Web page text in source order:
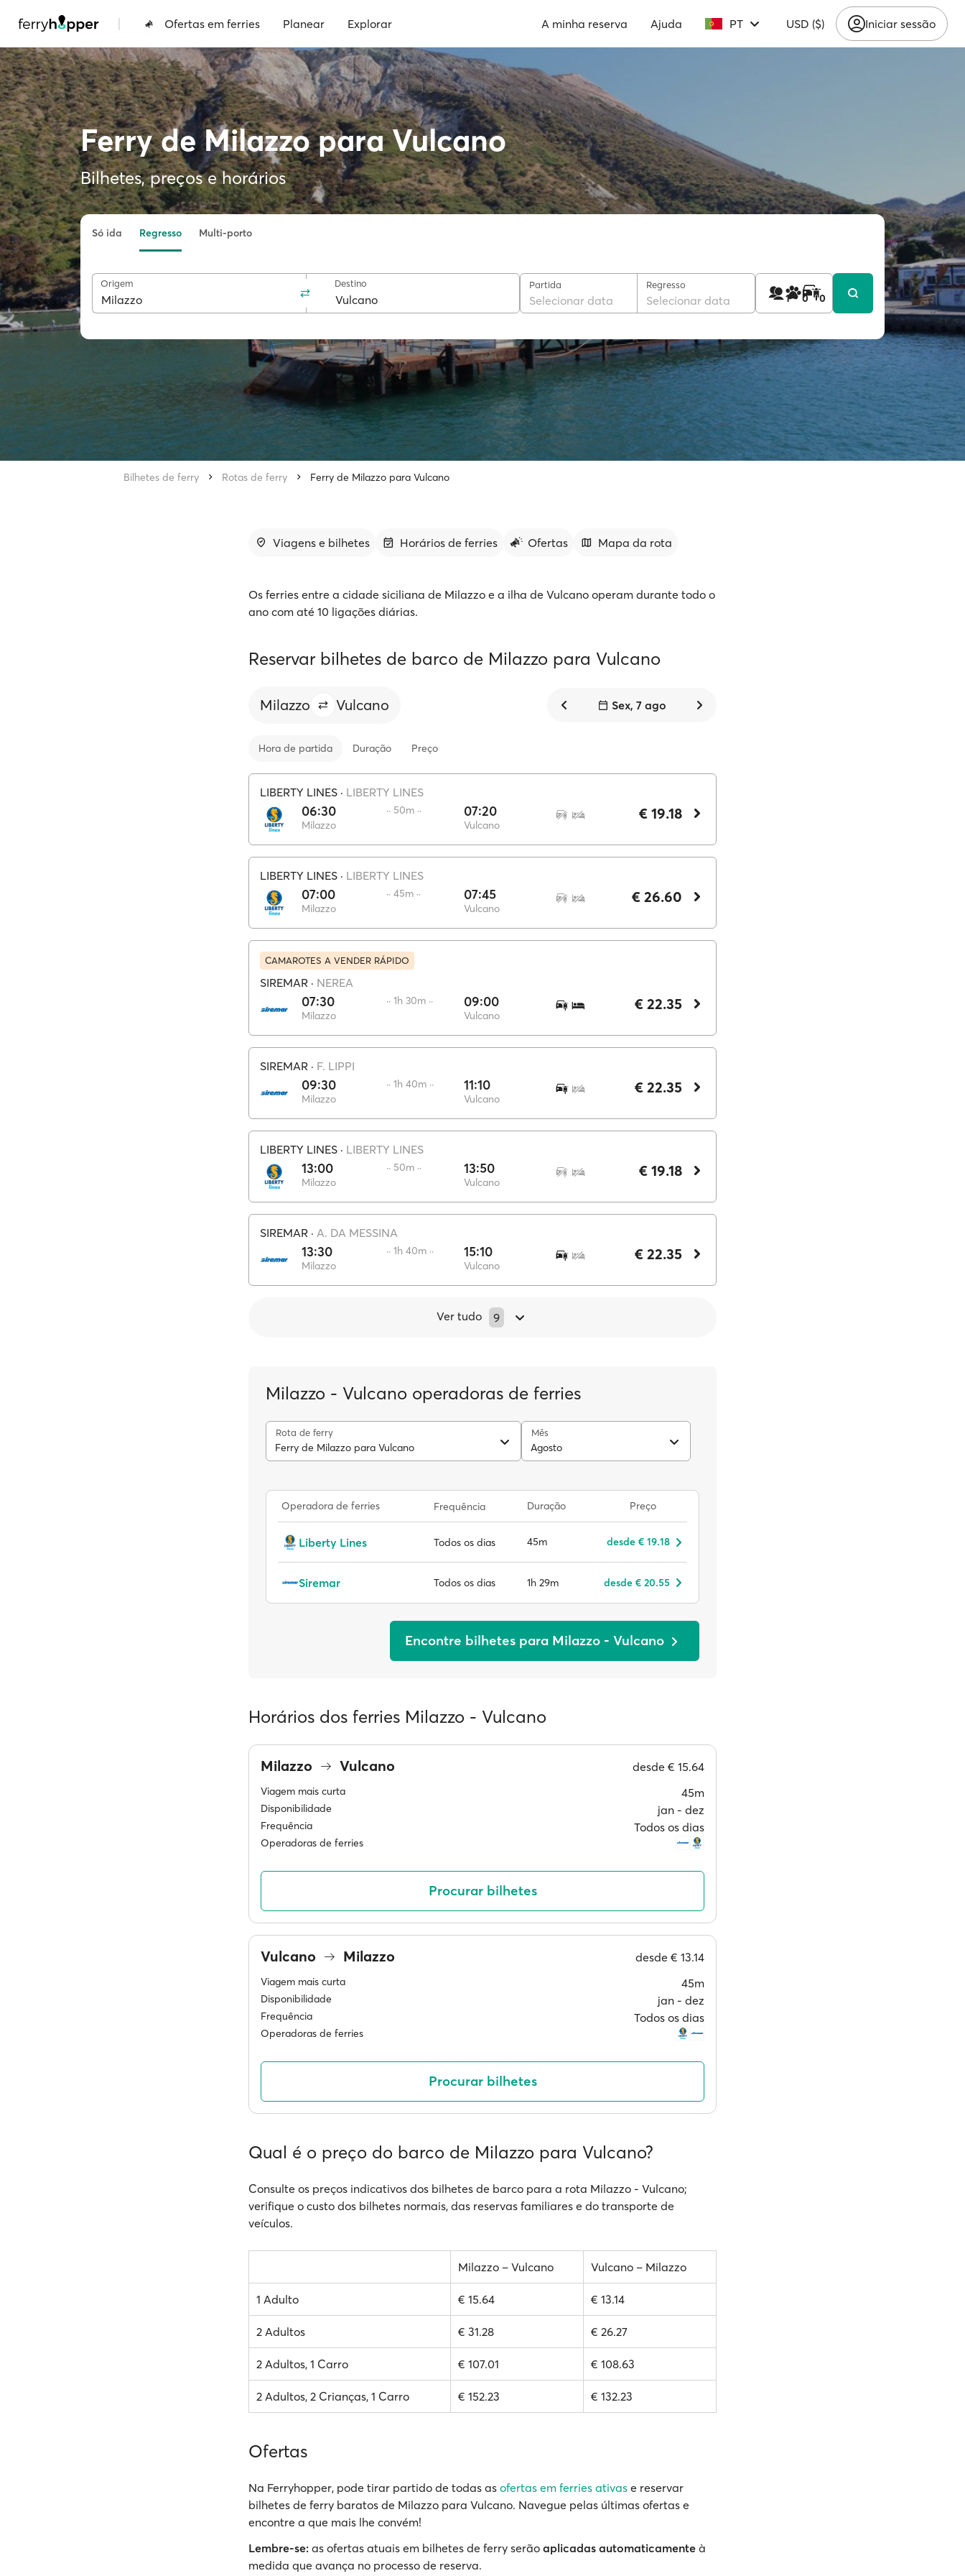
| Ofertas em ferries Planear Explorar A minha reserva Ajuda PT USD ($) Iniciar sessão
Ferry de Milazzo para Vulcano
Bilhetes, preços e horários
Só ida Regresso Multi-porto
Origem Destino Partida
Selecionar data
Regresso
Selecionar data 1 0 0
Bilhetes de ferry Rotas de ferry Ferry de Milazzo para Vulcano
Viagens e bilhetes Horários de ferries Ofertas Mapa da rota
Os ferries entre a cidade siciliana de Milazzo e a ilha de Vulcano operam durante todo o
ano com até 10 ligações diárias.
Reservar bilhetes de barco de Milazzo para Vulcano
Milazzo Vulcano Sex, 7 ago
Hora de partida Duração Preço
LIBERTY LINES · LIBERTY LINES
06:30
Milazzo
·· 50m ·· 07:20
Vulcano
€ 19.18
LIBERTY LINES · LIBERTY LINES
07:00
Milazzo
·· 45m ·· 07:45
Vulcano
€ 26.60
CAMAROTES A VENDER RÁPIDO
SIREMAR · NEREA
07:30
Milazzo
·· 1h 30m ·· 09:00
Vulcano
€ 22.35
SIREMAR · F. LIPPI
09:30
Milazzo
·· 1h 40m ·· 11:10
Vulcano
€ 22.35
LIBERTY LINES · LIBERTY LINES
13:00
Milazzo
·· 50m ·· 13:50
Vulcano
€ 19.18
SIREMAR · A. DA MESSINA
13:30
Milazzo
·· 1h 40m ·· 15:10
Vulcano
€ 22.35
Ver tudo 9
Milazzo - Vulcano operadoras de ferries
Rota de ferry
Ferry de Milazzo para Vulcano
Mês
Agosto
Operadora de ferries Frequência Duração Preço
Liberty Lines Todos os dias 45m desde € 19.18
Siremar Todos os dias 1h 29m desde € 20.55
Encontre bilhetes para Milazzo - Vulcano
Horários dos ferries Milazzo - Vulcano
Milazzo Vulcano desde € 15.64
Viagem mais curta 45m
Disponibilidade jan ‐ dez
Frequência Todos os dias
Operadoras de ferries
Procurar bilhetes
Vulcano Milazzo desde € 13.14
Viagem mais curta 45m
Disponibilidade jan ‐ dez
Frequência Todos os dias
Operadoras de ferries
Procurar bilhetes
Qual é o preço do barco de Milazzo para Vulcano?
Consulte os preços indicativos dos bilhetes de barco para a rota Milazzo - Vulcano;
verifique o custo dos bilhetes normais, das reservas familiares e do transporte de
veículos.
Milazzo – Vulcano Vulcano – Milazzo
1 Adulto € 15.64 € 13.14
2 Adultos € 31.28 € 26.27
2 Adultos, 1 Carro € 107.01 € 108.63
2 Adultos, 2 Crianças, 1 Carro € 152.23 € 132.23
Ofertas
Na Ferryhopper, pode tirar partido de todas as ofertas em ferries ativas e reservar
bilhetes de ferry baratos de Milazzo para Vulcano. Navegue pelas últimas ofertas e
encontre a que mais lhe convém!
Lembre-se: as ofertas atuais em bilhetes de ferry serão aplicadas automaticamente à
medida que avança no processo de reserva.